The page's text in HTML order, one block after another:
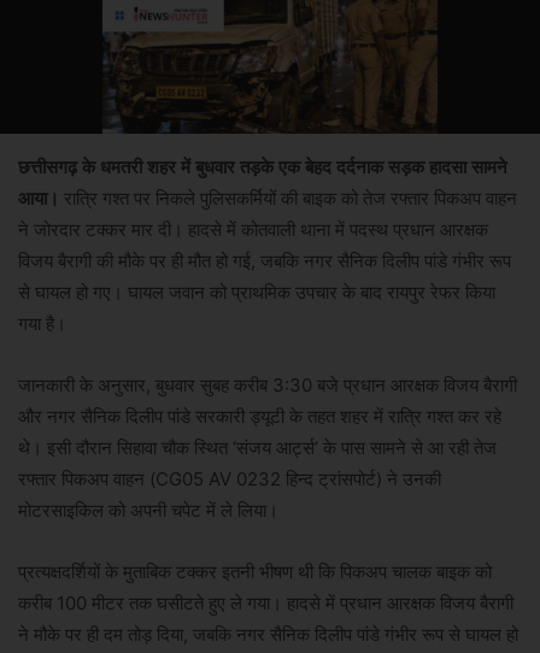
छत्तीसगढ़ के धमतरी शहर में बुधवार तड़के एक बेहद दर्दनाक सड़क हादसा सामने
आया। रात्रि गश्त पर निकले पुलिसकर्मियों की बाइक को तेज रफ्तार पिकअप वाहन
ने जोरदार टक्कर मार दी। हादसे में कोतवाली थाना में पदस्थ प्रधान आरक्षक
विजय बैरागी की मौके पर ही मौत हो गई, जबकि नगर सैनिक दिलीप पांडे गंभीर रूप
से घायल हो गए। घायल जवान को प्राथमिक उपचार के बाद रायपुर रेफर किया
गया है।
जानकारी के अनुसार, बुधवार सुबह करीब 3:30 बजे प्रधान आरक्षक विजय बैरागी
और नगर सैनिक दिलीप पांडे सरकारी ड्यूटी के तहत शहर में रात्रि गश्त कर रहे
थे। इसी दौरान सिहावा चौक स्थित ‘संजय आर्ट्स’ के पास सामने से आ रही तेज
रफ्तार पिकअप वाहन (CG05 AV 0232 हिन्द ट्रांसपोर्ट) ने उनकी
मोटरसाइकिल को अपनी चपेट में ले लिया।
प्रत्यक्षदर्शियों के मुताबिक टक्कर इतनी भीषण थी कि पिकअप चालक बाइक को
करीब 100 मीटर तक घसीटते हुए ले गया। हादसे में प्रधान आरक्षक विजय बैरागी
ने मौके पर ही दम तोड़ दिया, जबकि नगर सैनिक दिलीप पांडे गंभीर रूप से घायल हो